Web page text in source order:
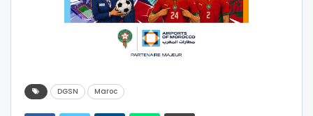
DGSN Maroc